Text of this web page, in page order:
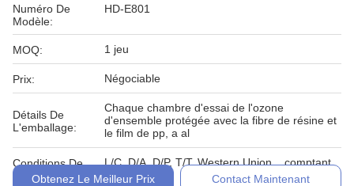
Numéro De
Modèle:
HD-E801
MOQ: 1 jeu
Prix: Négociable
Détails De
L'emballage:
Chaque chambre d'essai de l'ozone
d'ensemble protégée avec la fibre de résine et
le film de pp, a al
Conditions De
Paiement:
L/C, D/A, D/P, T/T, Western Union, , comptant,
engagement
Obtenez Le Meilleur Prix Contact Maintenant